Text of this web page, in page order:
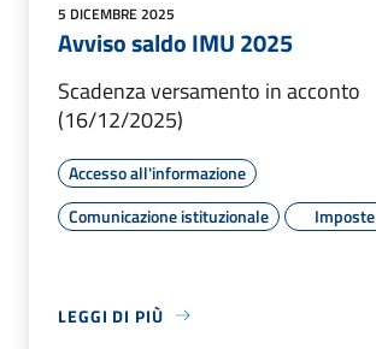
5 DICEMBRE 2025
Avviso saldo IMU 2025
Scadenza versamento in acconto
(16/12/2025)
Accesso all'informazione
Comunicazione istituzionale
Imposte
LEGGI DI PIÙ